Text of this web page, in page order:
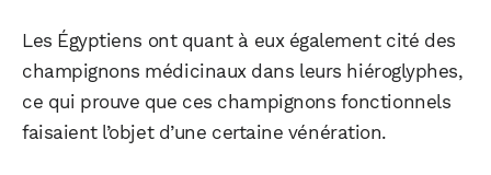
Les Égyptiens ont quant à eux également cité des
champignons médicinaux dans leurs hiéroglyphes,
ce qui prouve que ces champignons fonctionnels
faisaient l’objet d’une certaine vénération.
WhatsApp Telegram Email
Facebook X LinkedIn